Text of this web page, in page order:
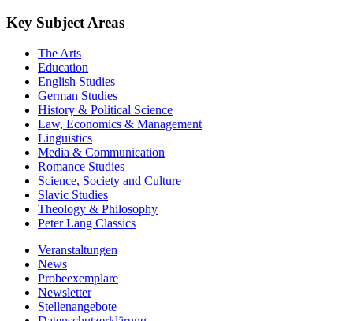
Key Subject Areas
The Arts
Education
English Studies
German Studies
History & Political Science
Law, Economics & Management
Linguistics
Media & Communication
Romance Studies
Science, Society and Culture
Slavic Studies
Theology & Philosophy
Peter Lang Classics
Veranstaltungen
News
Probeexemplare
Newsletter
Stellenangebote